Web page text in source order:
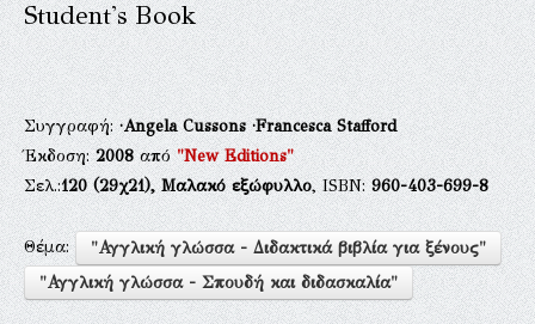
Student's Book
Συγγραφή:·Angela Cussons·Francesca Stafford
Έκδοση:2008από"New Editions"
Σελ.:120(29χ21), Μαλακό εξώφυλλο, ISBN:960-403-699-8
Θέμα:
"Αγγλική γλώσσα - Διδακτικά βιβλία για ξένους"
"Αγγλική γλώσσα - Σπουδή και διδασκαλία"